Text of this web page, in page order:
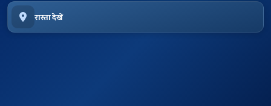
रास्ता देखें